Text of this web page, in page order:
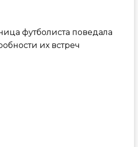
футболиста поведала
их встреч